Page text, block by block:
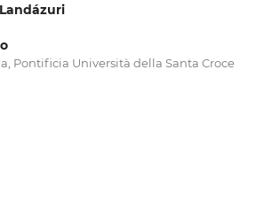
Pontificia Università della Santa Croce